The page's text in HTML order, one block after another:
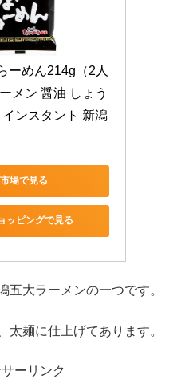
ーめん214g（2人
メン 醤油 しょう
ンスタント 新潟
場で見る
ッピングで見る
五大ラーメンの一つです。
太麺に仕上げてあります。
ーリンク